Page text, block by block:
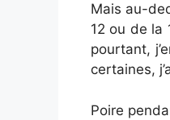
Mais au-
12 ou de la
pourtant,
certaines,
Poire